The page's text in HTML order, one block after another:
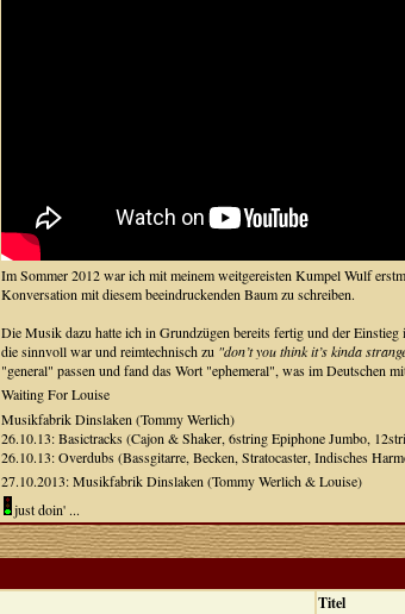
Im Sommer 2012 war ich mit meinem weitgereisten Kumpel Wulf
Konversation mit diesem beeindruckenden Baum zu schreiben.
Die Musik dazu hatte ich in Grundzügen bereits fertig und der
die sinnvoll war und reimtechnisch zu "don’t you think it’s kinda
"general" passen und fand das Wort "ephemeral", was im
Waiting For Louise
Musikfabrik Dinslaken (Tommy Werlich)
26.10.13: Basictracks (Cajon & Shaker, 6string Epiphone Jumbo,
26.10.13: Overdubs (Bassgitarre, Becken, Stratocaster, Indisches
27.10.2013: Musikfabrik Dinslaken (Tommy Werlich & Louise)
just doin' ...
Titel